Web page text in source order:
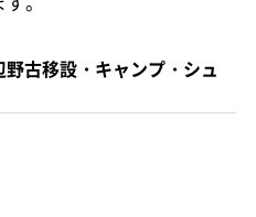
古移設・キャンプ・シュ